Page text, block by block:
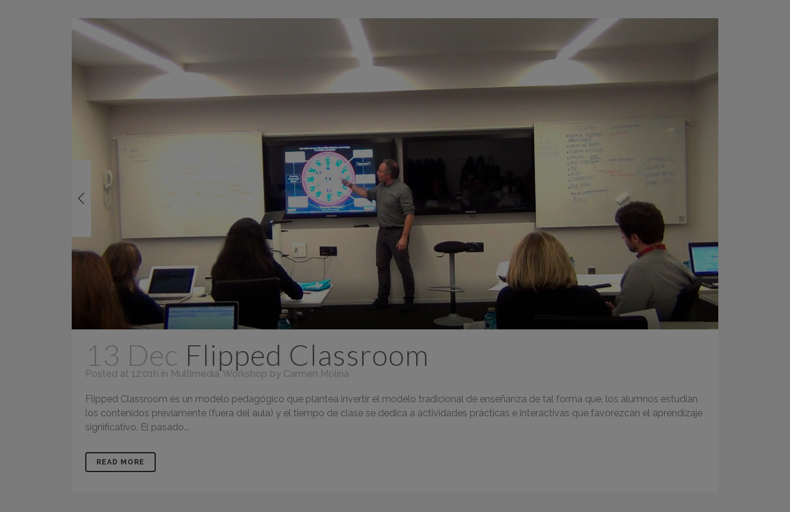
13 Dec Flipped Classroom
Posted at 12:01h in Multimedia,Workshop by Carmen Molina
Flipped Classroom es un modelo pedagógico que plantea invertir el modelo tradicional de enseñanza de tal forma que, los alumnos estudian
los contenidos previamente (fuera del aula) y el tiempo de clase se dedica a actividades prácticas e interactivas que favorezcan el aprendizaje
significativo. El pasado...
READ MORE